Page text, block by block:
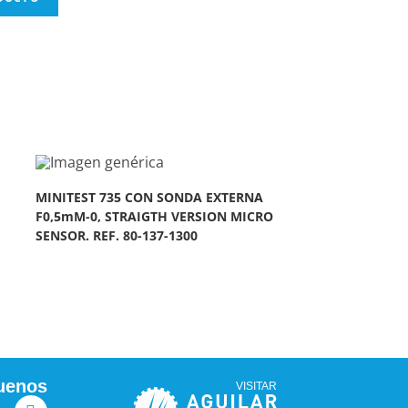
MINITEST 735 CON SONDA EXTERNA
F0,5mM-0, STRAIGTH VERSION MICRO
SENSOR. REF. 80-137-1300
VISITAR